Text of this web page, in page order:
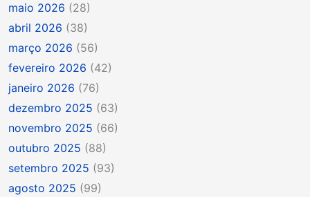
maio 2026 (28)
abril 2026 (38)
março 2026 (56)
fevereiro 2026 (42)
janeiro 2026 (76)
dezembro 2025 (63)
novembro 2025 (66)
outubro 2025 (88)
setembro 2025 (93)
agosto 2025 (99)